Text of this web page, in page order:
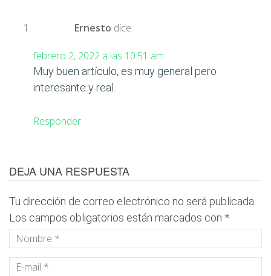
Ernesto dice:
febrero 2, 2022 a las 10:51 am
Muy buen artículo, es muy general pero
interesante y real.
Responder
DEJA UNA RESPUESTA
Tu dirección de correo electrónico no será publicada.
Los campos obligatorios están marcados con *